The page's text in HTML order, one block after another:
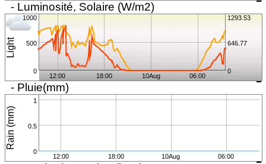
- Luminosité, Solaire (W/m2)
Light
0
500
1000
0
646.77
1293.53
12:00 18:00 10Aug 06:00
- Pluie(mm)
Rain (mm)
0
0.5
1
12:00 18:00 10Aug 06:00